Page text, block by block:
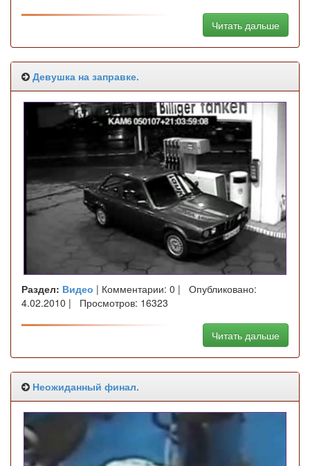
Читать дальше
Девушка на заправке.
Раздел: Видео | Комментарии: 0 | Опубликовано:
4.02.2010 | Просмотров: 16323
Читать дальше
Неожиданный финал.